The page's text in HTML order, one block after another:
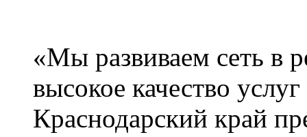
«Мы развиваем сеть в
высокое качество
Краснодарский край